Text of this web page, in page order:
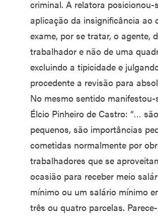
criminal. A relatora posicionou-
aplicação da insignificância ao
exame, por se tratar, o agente,
trabalhador e não de uma
excluindo a tipicidade e
procedente a revisão para
No mesmo sentido manifestou-
Élcio Pinheiro de Castro: “…
pequenos, são importâncias
cometidas normalmente por
trabalhadores que se
ocasião para receber meio
mínimo ou um salário mínimo
três ou quatro parcelas.